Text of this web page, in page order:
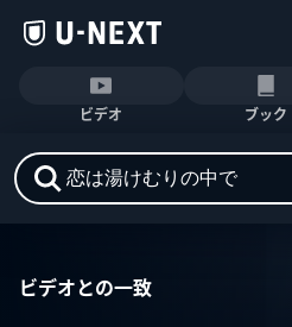
ビデオ ブック
ビデオとの一致